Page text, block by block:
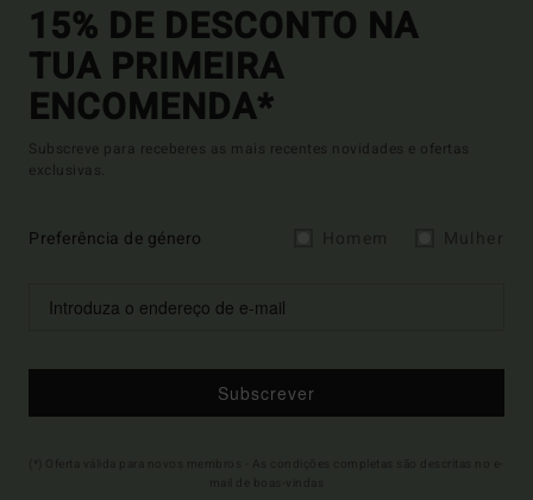
15% DE DESCONTO NA
TUA PRIMEIRA
ENCOMENDA*
Subscreve para receberes as mais recentes novidades e ofertas
exclusivas.
Preferência de género
Subscrever